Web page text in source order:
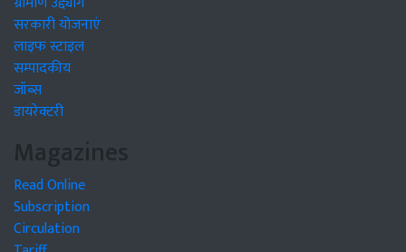
सरकारी योजनाएं
लाइफ स्टाइल
सम्पादकीय
जॉब्स
डायरेक्टरी
Magazines
Read Online
Subscription
Circulation